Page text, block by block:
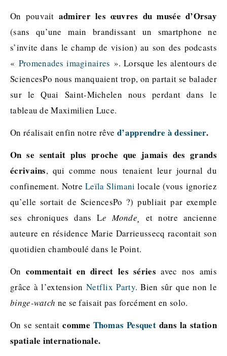
On pouvait admirer les œuvres du musée d’Orsay
(sans qu’une main brandissant un smartphone ne
s’invite dans le champ de vision) au son des podcasts
« Promenades imaginaires ». Lorsque les alentours de
SciencesPo nous manquaient trop, on partait se balader
sur le Quai
Saint-Michelen nous perdant dans le
tableau de Maximilien Luce.
On réalisait enfin notre rêve d’apprendre à dessiner.
On se sentait plus proche que jamais des grands
écrivains, qui comme nous tenaient leur journal du
confinement. Notre Leïla Slimani locale (vous ignoriez
qu’elle sortait de SciencesPo ?) publiait par exemple
ses chroniques dans Le Monde¸
et notre ancienne
auteure en résidence Marie Darrieussecq racontait son
quotidien chamboulé dans le Point.
On commentait en direct les séries avec nos amis
grâce à l’extension Netflix Party. Bien sûr que non le
binge-watch ne se faisait pas forcément en solo.
On se sentait comme Thomas Pesquet dans la station
spatiale internationale.